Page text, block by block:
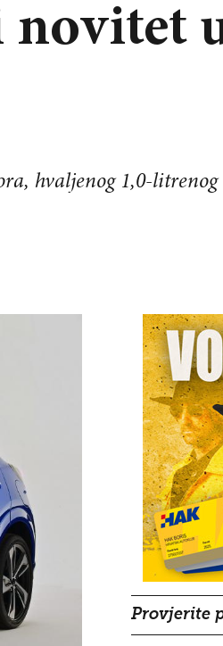
hvaljenog 1,0-
Provjerite